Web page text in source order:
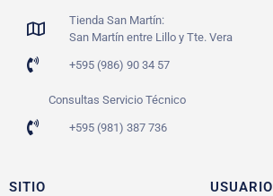
Tienda San Martín:
San Martín entre Lillo y Tte. Vera
+595 (986) 90 34 57
Consultas Servicio Técnico
+595 (981) 387 736
SITIO USUARIO